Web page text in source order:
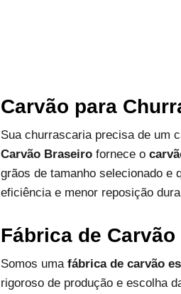
Carvão para
Sua churrascaria precisa de um
Carvão Braseiro fornece o
grãos de tamanho selecionado e
eficiência e menor reposição
Fábrica de Carvão
Somos umafábrica de carvão
rigoroso de produção e escolha